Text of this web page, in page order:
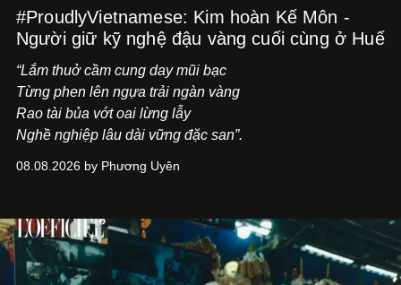
#ProudlyVietnamese: Kim hoàn Kế Môn -
Người giữ kỹ nghệ đậu vàng cuối cùng ở Huế
“Lắm thuở cầm cung day mũi bạc
Từng phen lên ngựa trải ngàn vàng
Rao tài bủa vớt oai lừng lẫy
Nghề nghiệp lâu dài vững đặc san”.
08.08.2026 by Phương Uyên